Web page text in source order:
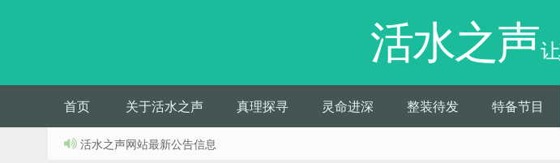
活水之声
首页 关于活水之声 真理探寻 灵命进深 整装待发 特备节目
活水之声网站最新公告信息